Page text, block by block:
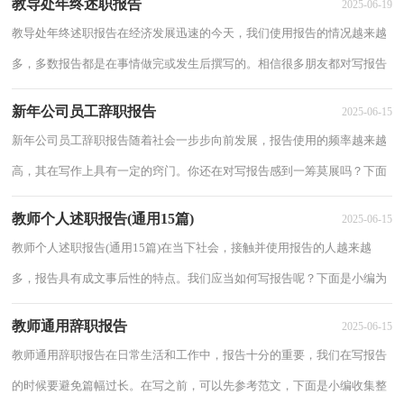
教导处年终述职报告 2025-06-19
教导处年终述职报告在经济发展迅速的今天，我们使用报告的情况越来越
多，多数报告都是在事情做完或发生后撰写的。相信很多朋友都对写报告
感到非常苦恼吧，以下是小编整理的教导处...
新年公司员工辞职报告 2025-06-15
新年公司员工辞职报告随着社会一步步向前发展，报告使用的频率越来越
高，其在写作上具有一定的窍门。你还在对写报告感到一筹莫展吗？下面
是小编为大家收集的新年公司员工辞职报告...
教师个人述职报告(通用15篇) 2025-06-15
教师个人述职报告(通用15篇)在当下社会，接触并使用报告的人越来越
多，报告具有成文事后性的特点。我们应当如何写报告呢？下面是小编为
大家整理的教师个人述职报告，仅供参考，希望能...
教师通用辞职报告 2025-06-15
教师通用辞职报告在日常生活和工作中，报告十分的重要，我们在写报告
的时候要避免篇幅过长。在写之前，可以先参考范文，下面是小编收集整